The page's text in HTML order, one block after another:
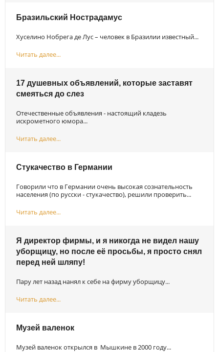
Бразильский Нострадамус
Хуселино Нобрега де Лус – человек в Бразилии известный...
Читать далее...
17 душевных объявлений, которые заставят
смеяться до слез
Отечественные объявления - настоящий кладезь
искрометного юмора...
Читать далее...
Стукачество в Германии
Говорили что в Германии очень высокая сознательность
населения (по русски - стукачество), решили проверить...
Читать далее...
Я директор фирмы, и я никогда не видел нашу
уборщицу, но после её просьбы, я просто снял
перед ней шляпу!
Пару лет назад нанял к себе на фирму уборщицу...
Читать далее...
Музей валенок
Музей валенок открылся в Мышкине в 2000 году...